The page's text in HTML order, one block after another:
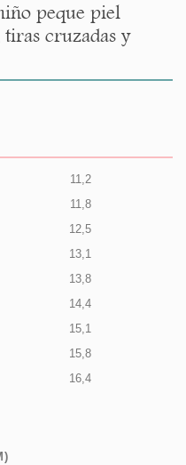
peque piel
cruzadas y
11,2
11,8
12,5
13,1
13,8
14,4
15,1
15,8
16,4